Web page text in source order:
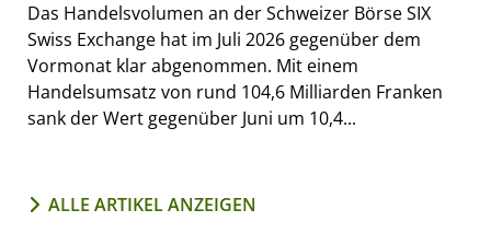
Das Handelsvolumen an der Schweizer Börse SIX
Swiss Exchange hat im Juli 2026 gegenüber dem
Vormonat klar abgenommen. Mit einem
Handelsumsatz von rund 104,6 Milliarden Franken
sank der Wert gegenüber Juni um 10,4...
ALLE ARTIKEL ANZEIGEN